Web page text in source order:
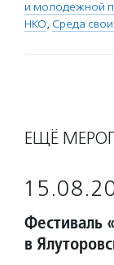
и молодежной
НКО, Среда
ЕЩЁ
Фестиваль
в